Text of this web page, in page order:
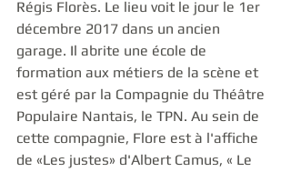
Régis Florès. Le lieu voit le jour le 1er
décembre 2017 dans un ancien
garage. Il abrite une école de
formation aux métiers de la scène et
est géré par la Compagnie du Théâtre
Populaire Nantais, le TPN. Au sein de
cette compagnie, Flore est à l'affiche
de «Les justes» d'Albert Camus, « Le